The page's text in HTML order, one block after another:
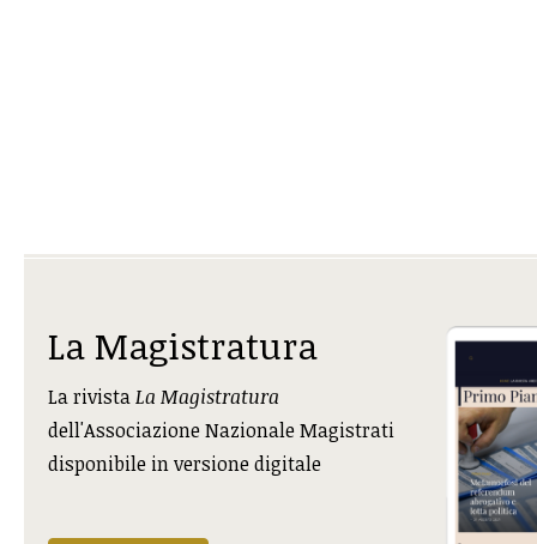
La Magistratura
La rivistaLa Magistratura
dell'Associazione Nazionale Magistrati
disponibile in versione digitale